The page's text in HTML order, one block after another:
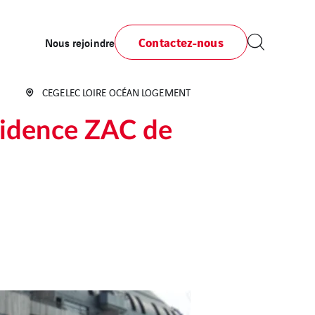
Nous rejoindre Contactez-nous
CEGELEC LOIRE OCÉAN LOGEMENT
ZAC de